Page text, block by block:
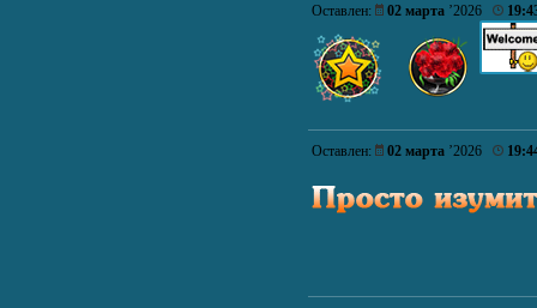
Оставлен: 02 марта ’2026
Оставлен: 02 марта ’2026